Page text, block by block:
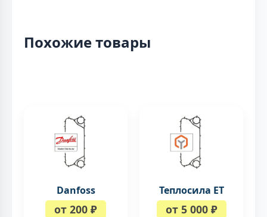
Похожие товары
Danfoss
от 200 ₽
Теплосила ЕТ
от 5 000 ₽